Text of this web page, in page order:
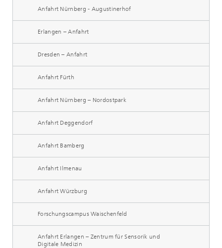
Anfahrt Nürnberg - Augustinerhof
Erlangen – Anfahrt
Dresden – Anfahrt
Anfahrt Fürth
Anfahrt Nürnberg – Nordostpark
Anfahrt Deggendorf
Anfahrt Bamberg
Anfahrt Ilmenau
Anfahrt Würzburg
Forschungscampus Waischenfeld
Anfahrt Erlangen – Zentrum für Sensorik und
Digitale Medizin